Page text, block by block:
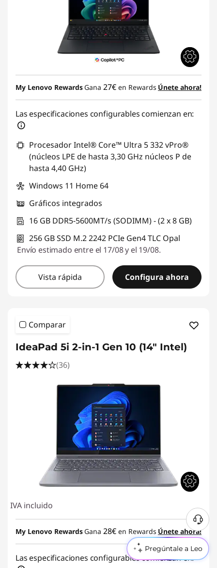
Pregúntale a Leo
My Lenovo Rewards Gana 27€ en Rewards Únete ahora!
Las especificaciones configurables comienzan en:
Procesador Intel® Core™ Ultra 5 332 vPro®
(núcleos LPE de hasta 3,30 GHz núcleos P de
hasta 4,40 GHz)
Windows 11 Home 64
Gráficos integrados
16 GB DDR5-5600MT/s (SODIMM) - (2 x 8 GB)
256 GB SSD M.2 2242 PCIe Gen4 TLC Opal
Envío estimado entre el 17/08 y el 19/08.
Vista rápida Configura ahora
Comparar
IdeaPad 5i 2-in-1 Gen 10 (14" Intel)
(36)
IVA incluido
My Lenovo Rewards Gana 28€ en Rewards Únete ahora!
Las especificaciones configurables comienzan en: